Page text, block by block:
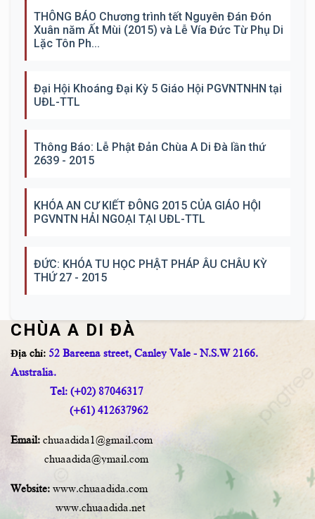
THÔNG BÁO Chương trình tết Nguyên Đán Đón
Xuân năm Ất Mùi (2015) và Lễ Vía Đức Từ Phụ Di
Lặc Tôn Ph...
Đại Hội Khoáng Đại Kỳ 5 Giáo Hội PGVNTNHN tại
UĐL-TTL
Thông Báo: Lễ Phật Đản Chùa A Di Đà lần thứ
2639 - 2015
KHÓA AN CƯ KIẾT ĐÔNG 2015 CỦA GIÁO HỘI
PGVNTN HẢI NGOẠI TẠI UĐL-TTL
ĐỨC: KHÓA TU HỌC PHẬT PHÁP ÂU CHÂU KỲ
THỨ 27 - 2015
CHÙA A DI ĐÀ
Địa chỉ: 52 Bareena street, Canley Vale - N.S.W 2166.
Australia.
Tel: (+02) 87046317
(+61) 412637962
Email: chuaadida1@gmail.com
chuaadida@ymail.com
Website: www.chuaadida.com
www.chuaadida.net